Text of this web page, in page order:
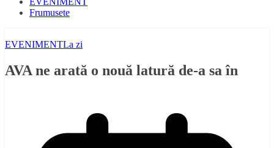
Frumusete
EVENIMENTLa zi
AVA ne arată o nouă latură de-a sa în